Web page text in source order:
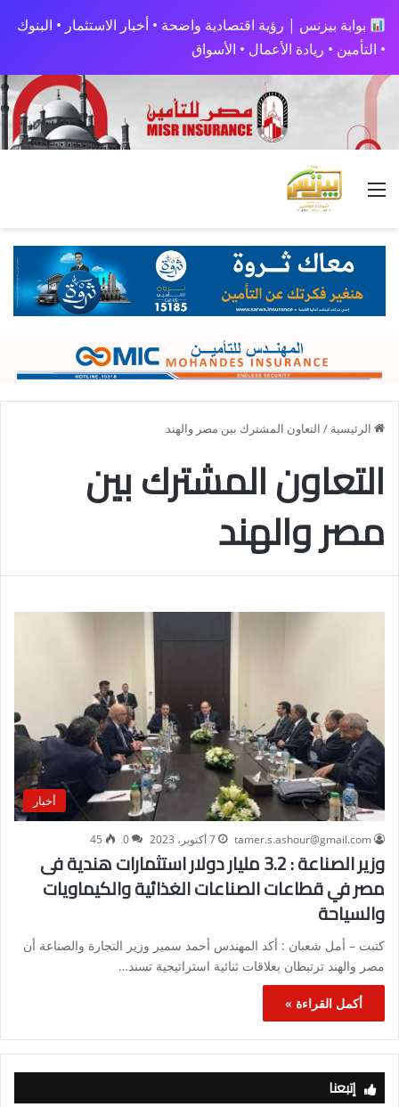
بوابة بيزنس | رؤية اقتصادية واضحة • أخبار الاستثمار • البنوك
• التأمين • ريادة الأعمال • الأسواق
القائمة
الرئيسية / التعاون المشترك بين مصر والهند
التعاون المشترك بين
مصر والهند
أخبار
tamer.s.ashour@gmail.com 7 أكتوبر، 2023 0
45
وزير الصناعة : 3.2 مليار دولار استثمارات هندية فى
مصر في قطاعات الصناعات الغذائية والكيماويات
والسياحة
كتبت – أمل شعبان : أكد المهندس أحمد سمير وزير التجارة والصناعة أن
مصر والهند ترتبطان بعلاقات ثنائية استراتيجية تسند…
أكمل القراءة »
إتبعنا